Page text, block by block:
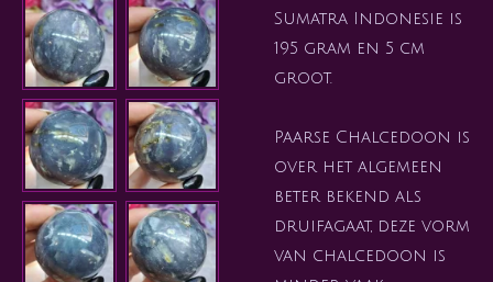
Sumatra Indonesie is
195 gram en 5 cm
groot.
Paarse Chalcedoon is
over het algemeen
beter bekend als
druifagaat, deze vorm
van chalcedoon is